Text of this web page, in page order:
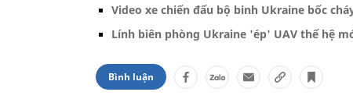
Video xe chiến đấu bộ binh Ukraine bốc
Lính biên phòng Ukraine 'ép' UAV thế hệ
Bình luận